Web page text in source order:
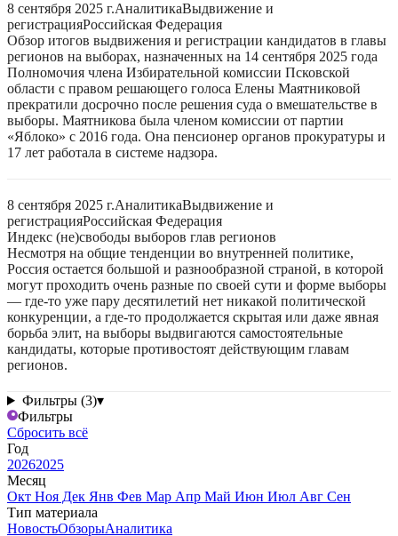
8 сентября 2025 г.АналитикаВыдвижение и
регистрацияРоссийская Федерация
Обзор итогов выдвижения и регистрации кандидатов в главы
регионов на выборах, назначенных на 14 сентября 2025 года
Полномочия члена Избирательной комиссии Псковской
области с правом решающего голоса Елены Маятниковой
прекратили досрочно после решения суда о вмешательстве в
выборы. Маятникова была членом комиссии от партии
«Яблоко» с 2016 года. Она пенсионер органов прокуратуры и
17 лет работала в системе надзора.
8 сентября 2025 г.АналитикаВыдвижение и
регистрацияРоссийская Федерация
Индекс (не)свободы выборов глав регионов
Несмотря на общие тенденции во внутренней политике,
Россия остается большой и разнообразной страной, в которой
могут проходить очень разные по своей сути и форме выборы
— где-то уже пару десятилетий нет никакой политической
конкуренции, а где-то продолжается скрытая или даже явная
борьба элит, на выборы выдвигаются самостоятельные
кандидаты, которые противостоят действующим главам
регионов.
Фильтры (3)▾
Фильтры
Сбросить всё
Год
20262025
Месяц
Окт Ноя Дек Янв Фев Мар Апр Май Июн Июл Авг Сен
Тип материала
НовостьОбзорыАналитика